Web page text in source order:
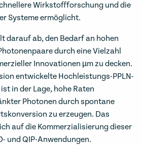
Wirkstoffforschung und die
Systeme ermöglicht.
darauf ab, den Bedarf an hohen
durch eine Vielzahl
Innovationen µm zu decken.
entwickelte Hochleistungs-PPLN-
in der Lage, hohe Raten
Photonen durch spontane
zu erzeugen. Das
auf die Kommerzialisierung dieser
und QIP-Anwendungen.